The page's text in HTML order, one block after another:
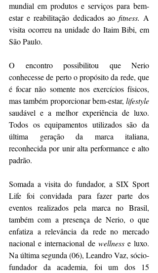
mundial em produtos e serviços para bem-
estar e reabilitação dedicados ao fitness. A
visita ocorreu na unidade do Itaim Bibi, em
São Paulo.
O encontro possibilitou que Nerio
conhecesse de perto o propósito da rede, que
é focar não somente nos exercícios físicos,
mas também proporcionar bem-estar,
saudável e a melhor experiência de luxo.
Todos os equipamentos utilizados são da
última geração da marca italiana,
reconhecida por unir alta performance e alto
padrão.
Somada a visita do fundador, a SIX Sport
Life foi convidada para fazer parte dos
eventos realizados pela marca no Brasil,
também com a presença de Nerio, o que
enfatiza a relevância da rede no mercado
nacional e internacional de wellness e luxo.
Na última segunda (06), Leandro Vaz, sócio-
fundador da academia, foi um dos 15